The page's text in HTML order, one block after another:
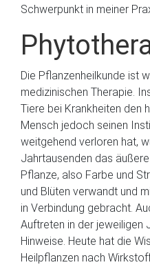
Schwerpunkt in meiner
Die Pflanzenheilkunde ist
medizinischen Therapie.
Tiere bei Krankheiten den
Mensch jedoch seinen
weitgehend verloren hat,
Jahrtausenden das
Pflanze, also Farbe und
und Blüten verwandt und
in Verbindung gebracht.
Auftreten in der jeweiligen
Hinweise. Heute hat die
Heilpflanzen nach